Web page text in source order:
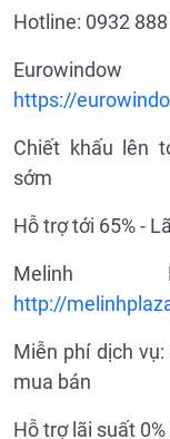
Hotline: 0932
https://
Chiết khấu lên
sớm
Hỗ trợ tới 65% -
Melinh
http://
Miễn phí dịch
mua bán
Hỗ trợ lãi suất